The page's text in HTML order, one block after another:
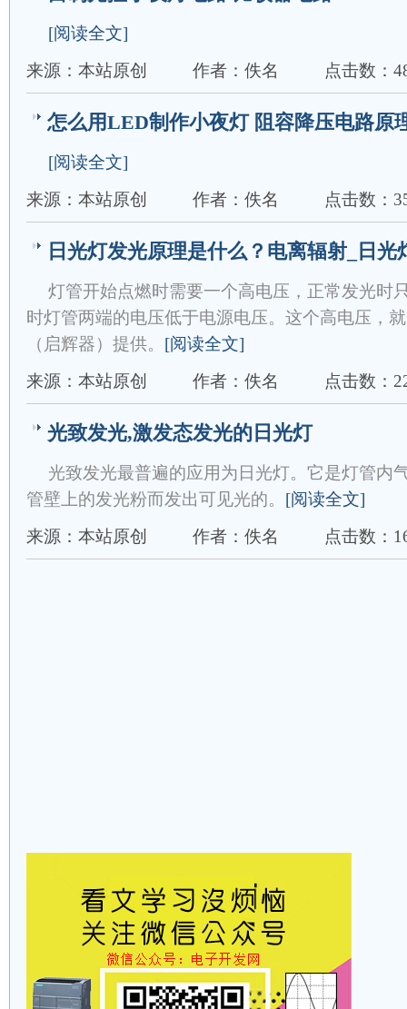
[阅读全文]
来源：本站原创
作者：佚名 点击数：
怎么用LED制作小夜灯 阻容降压电路原
[阅读全文]
来源：本站原创
作者：佚名 点击数：
日光灯发光原理是什么？电离辐射_日光
灯管开始点燃时需要一个高电压，正常发光时
时灯管两端的电压低于电源电压。这个高电压，
（启辉器）提供。 [阅读全文]
来源：本站原创
作者：佚名 点击数：
光致发光,激发态发光的日光灯
光致发光最普遍的应用为日光灯。它是灯管内
管壁上的发光粉而发出可见光的。 [阅读全文]
来源：本站原创
作者：佚名 点击数：